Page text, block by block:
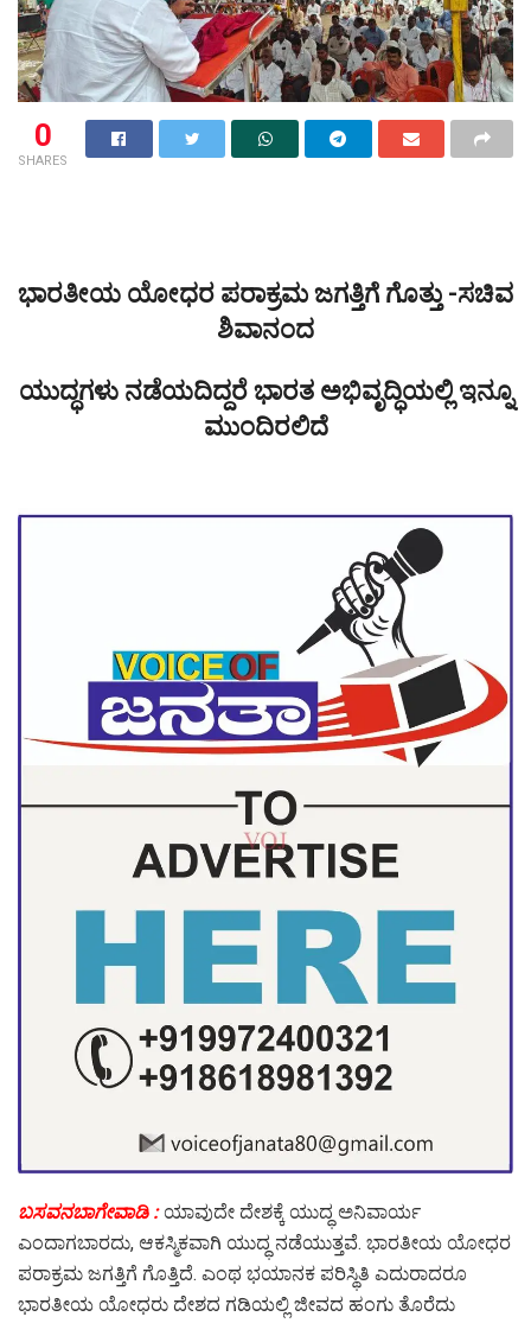
0
SHARES
ಭಾರತೀಯ ಯೋಧರ ಪರಾಕ್ರಮ ಜಗತ್ತಿಗೆ ಗೊತ್ತು -ಸಚಿವ
ಶಿವಾನಂದ
ಯುದ್ಧಗಳು ನಡೆಯದಿದ್ದರೆ ಭಾರತ ಅಭಿವೃದ್ಧಿಯಲ್ಲಿ ಇನ್ನೂ
ಮುಂದಿರಲಿದೆ
ಬಸವನಬಾಗೇವಾಡಿ : ಯಾವುದೇ ದೇಶಕ್ಕೆ ಯುದ್ಧ ಅನಿವಾರ್ಯ
ಎಂದಾಗಬಾರದು, ಆಕಸ್ಮಿಕವಾಗಿ ಯುದ್ಧ ನಡೆಯುತ್ತವೆ. ಭಾರತೀಯ ಯೋಧರ
ಪರಾಕ್ರಮ ಜಗತ್ತಿಗೆ ಗೊತ್ತಿದೆ. ಎಂಥ ಭಯಾನಕ ಪರಿಸ್ಥಿತಿ ಎದುರಾದರೂ
ಭಾರತೀಯ ಯೋಧರು ದೇಶದ ಗಡಿಯಲ್ಲಿ ಜೀವದ ಹಂಗು ತೊರೆದು